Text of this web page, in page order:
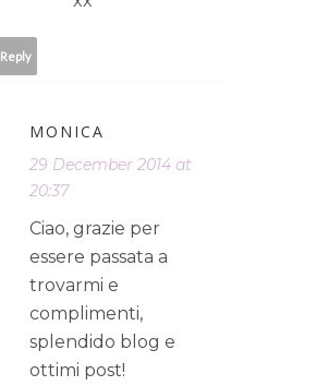
Reply
MONICA
29 December 2014 at
20:37
Ciao, grazie per
essere passata a
trovarmi e
complimenti,
splendido blog e
ottimi post!